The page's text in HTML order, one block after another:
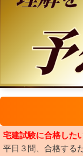
宅建試験に合格した
平日３問、合格する